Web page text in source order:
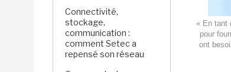
Connectivité,
stockage,
communication :
comment Setec a
repensé son réseau
« En tant
pour
ont